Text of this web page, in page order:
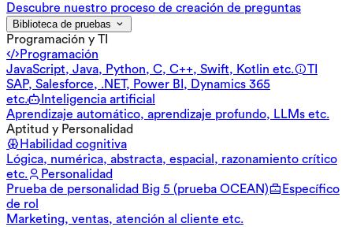
Descubre nuestro proceso de creación de preguntas
Biblioteca de pruebas
Programación y TI
Programación
JavaScript, Java, Python, C, C++, Swift, Kotlin etc.
TI
SAP, Salesforce, .NET, Power BI, Dynamics 365
etc.
Inteligencia artificial
Aprendizaje automático, aprendizaje profundo, LLMs etc.
Aptitud y Personalidad
Habilidad cognitiva
Lógica, numérica, abstracta, espacial, razonamiento crítico
etc.
Personalidad
Prueba de personalidad Big 5 (prueba OCEAN)
Específico
de rol
Marketing, ventas, atención al cliente etc.